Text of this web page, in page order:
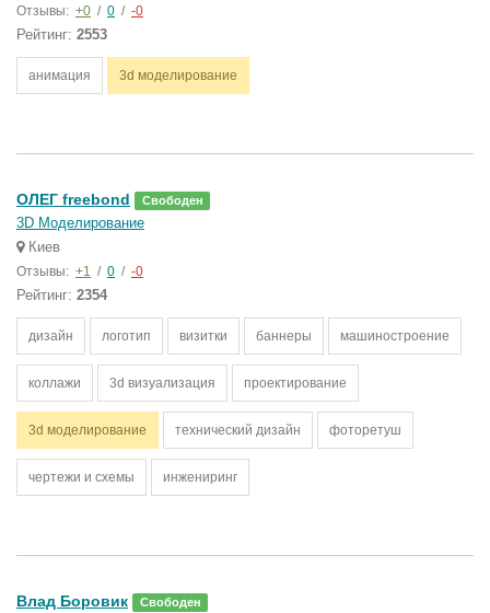
Отзывы: +0 / 0 / -0
Рейтинг: 2553
анимация 3d моделирование
ОЛЕГ freebond Свободен
3D Моделирование
Киев
Отзывы: +1 / 0 / -0
Рейтинг: 2354
дизайн логотип визитки баннеры машиностроение
коллажи 3d визуализация проектирование
3d моделирование технический дизайн фоторетуш
чертежи и схемы инжениринг
Влад Боровик Свободен